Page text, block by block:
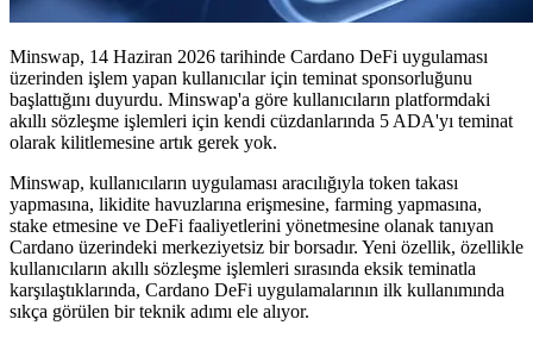
Minswap, 14 Haziran 2026 tarihinde Cardano DeFi uygulaması
üzerinden işlem yapan kullanıcılar için teminat sponsorluğunu
başlattığını duyurdu. Minswap'a göre kullanıcıların platformdaki
akıllı sözleşme işlemleri için kendi cüzdanlarında 5 ADA'yı teminat
olarak kilitlemesine artık gerek yok.
Minswap, kullanıcıların uygulaması aracılığıyla token takası
yapmasına, likidite havuzlarına erişmesine, farming yapmasına,
stake etmesine ve DeFi faaliyetlerini yönetmesine olanak tanıyan
Cardano üzerindeki merkeziyetsiz bir borsadır. Yeni özellik, özellikle
kullanıcıların akıllı sözleşme işlemleri sırasında eksik teminatla
karşılaştıklarında, Cardano DeFi uygulamalarının ilk kullanımında
sıkça görülen bir teknik adımı ele alıyor.